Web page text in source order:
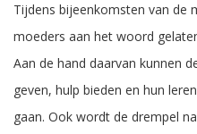
Tijdens bijeenkomsten van de
moeders aan het woord
Aan de hand daarvan kunnen
geven, hulp bieden en hun
gaan. Ook wordt de drempel